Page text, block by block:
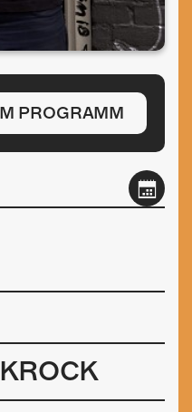
PROGRAMM